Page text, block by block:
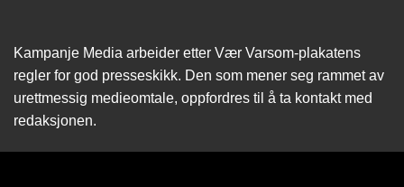
Kampanje Media arbeider etter Vær Varsom-plakatens
regler for god presseskikk. Den som mener seg rammet av
urettmessig medie­omtale, oppfordres til å ta kontakt med
redaksjonen.